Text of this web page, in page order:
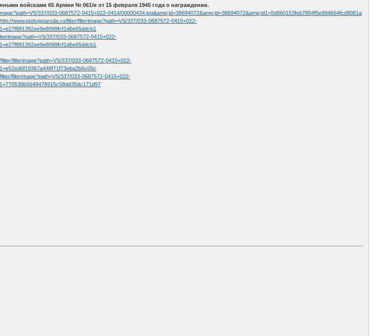
войсками 65 Армии № 061/н от 15 февраля 1945 года о награждении.
337/033-0687572-0415+022-0414/00000434.jpg&amp;id=38694072&amp;id=38694072&amp;id1=5d060153feb7804f5e994664fcd9081a
http://www.podvignaroda.ru/filter/filterimage?path=VS/337/033-0687572-0415+022-
337/033-0687572-0415+022-
filterimage?path=VS/337/033-0687572-0415+022-
filterimage?path=VS/337/033-0687572-0415+022-